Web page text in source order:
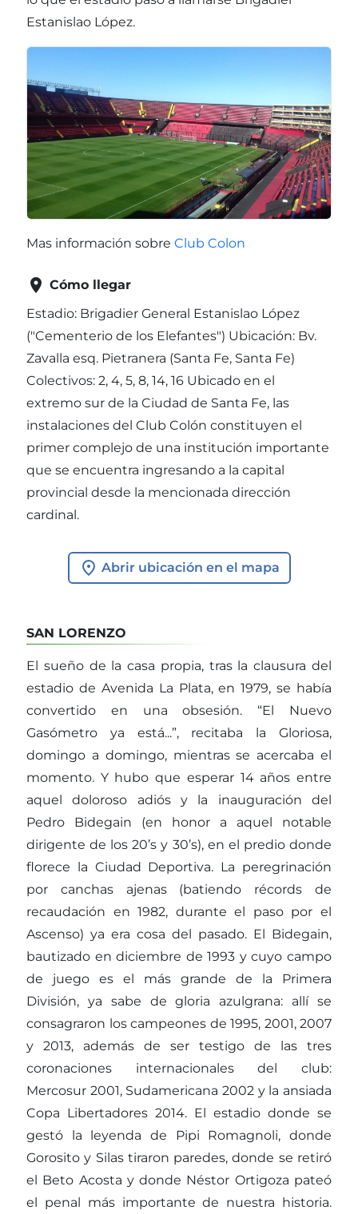
Estanislao López.
Mas información sobre Club Colon
 Cómo llegar
Estadio: Brigadier General Estanislao López
("Cementerio de los Elefantes") Ubicación: Bv.
Zavalla esq. Pietranera (Santa Fe, Santa Fe)
Colectivos: 2, 4, 5, 8, 14, 16 Ubicado en el
extremo sur de la Ciudad de Santa Fe, las
instalaciones del Club Colón constituyen el
primer complejo de una institución importante
que se encuentra ingresando a la capital
provincial desde la mencionada dirección
cardinal.
Abrir ubicación en el mapa
SAN LORENZO
El sueño de la casa propia, tras la clausura del
estadio de Avenida La Plata, en 1979, se había
convertido en una obsesión. “El Nuevo
Gasómetro ya está...”, recitaba la Gloriosa,
domingo a domingo, mientras se acercaba el
momento. Y hubo que esperar 14 años entre
aquel doloroso adiós y la inauguración del
Pedro Bidegain (en honor a aquel notable
dirigente de los 20’s y 30’s), en el predio donde
florece la Ciudad Deportiva. La peregrinación
por canchas ajenas (batiendo récords de
recaudación en 1982, durante el paso por el
Ascenso) ya era cosa del pasado. El Bidegain,
bautizado en diciembre de 1993 y cuyo campo
de juego es el más grande de la Primera
División, ya sabe de gloria azulgrana: allí se
consagraron los campeones de 1995, 2001, 2007
y 2013, además de ser testigo de las tres
coronaciones internacionales del club:
Mercosur 2001, Sudamericana 2002 y la ansiada
Copa Libertadores 2014. El estadio donde se
gestó la leyenda de Pipi Romagnoli, donde
Gorosito y Silas tiraron paredes, donde se retiró
el Beto Acosta y donde Néstor Ortigoza pateó
el penal más importante de nuestra historia.